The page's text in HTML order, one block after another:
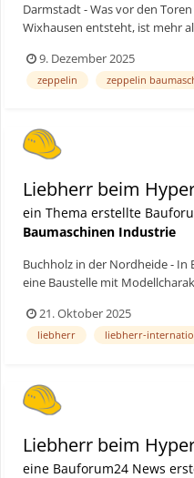
Darmstadt - Was vor den
Wixhausen entsteht, ist mehr
internationalen
darum, das Universum im
9. Dezember 2025
zeppelin zeppelin
Liebherr beim
ein Thema erstellte
Baumaschinen Industrie
Buchholz in der Nordheide -
eine Baustelle mit
emissionsfreies Konzept. Im
bereiten der
21. Oktober 2025
liebherr liebherr-
Liebherr beim
eine Bauforum24 News